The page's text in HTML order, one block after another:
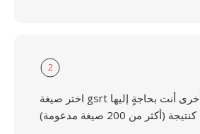
2
اختر صيغة gsrt أو أية صيغة أخرى أنت بحاجةٍ إليها
كنتيجة (أكثر من 200 صيغة مدعومة)